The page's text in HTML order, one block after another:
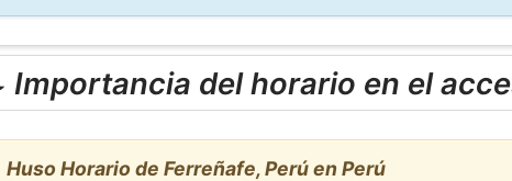
Importancia del horario en el
Huso Horario de Ferreñafe, Perú en Perú